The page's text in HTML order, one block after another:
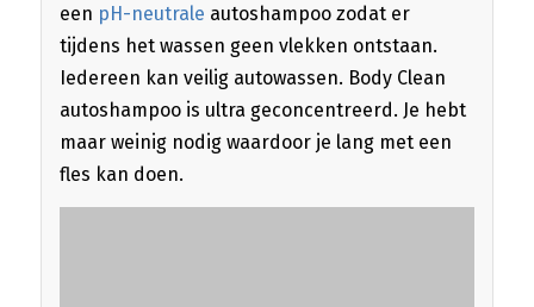
een pH-neutrale autoshampoo zodat er
tijdens het wassen geen vlekken ontstaan.
Iedereen kan veilig autowassen. Body Clean
autoshampoo is ultra geconcentreerd. Je hebt
maar weinig nodig waardoor je lang met een
fles kan doen.